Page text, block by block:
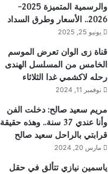
والرسمية المتميزة 2025-
2026.. الأسعار وطرق السداد
يونيو 25, 2025
قناة زى الوان تعرض الموسم
الخامس من المسلسل الهندى
رحله لاكشمي غدا الثلاثاء
نوفمبر 11, 2024
مريم سعيد صالح: دخلت الفن
وأنا عندي 37 سنة.. وهذه حقيقة
قرابتي بالراحل سعيد صالح
مارس 20, 2024
ياسمين نيازي تتألق في حقل